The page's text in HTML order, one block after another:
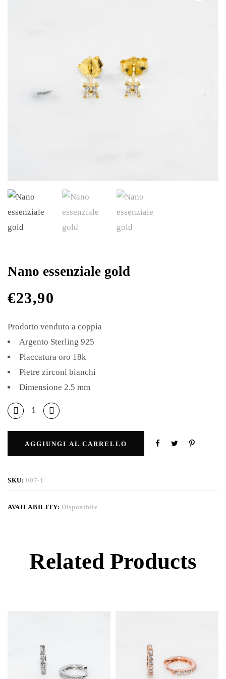
Nano essenziale gold
€23,90
Prodotto venduto a coppia
Argento Sterling 925
Placcatura oro 18k
Pietre zirconi bianchi
Dimensione 2.5 mm
AGGIUNGI AL CARRELLO
SKU:007-1
AVAILABILITY:Disponibile
Related Products